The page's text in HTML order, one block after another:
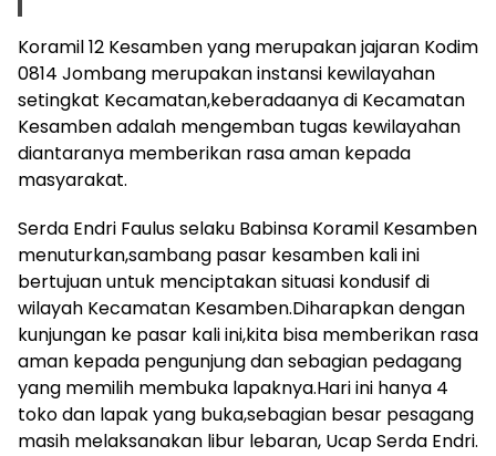
Koramil 12 Kesamben yang merupakan jajaran Kodim
0814 Jombang merupakan instansi kewilayahan
setingkat Kecamatan,keberadaanya di Kecamatan
Kesamben adalah mengemban tugas kewilayahan
diantaranya memberikan rasa aman kepada
masyarakat.
Serda Endri Faulus selaku Babinsa Koramil Kesamben
menuturkan,sambang pasar kesamben kali ini
bertujuan untuk menciptakan situasi kondusif di
wilayah Kecamatan Kesamben.Diharapkan dengan
kunjungan ke pasar kali ini,kita bisa memberikan rasa
aman kepada pengunjung dan sebagian pedagang
yang memilih membuka lapaknya.Hari ini hanya 4
toko dan lapak yang buka,sebagian besar pesagang
masih melaksanakan libur lebaran, Ucap Serda Endri.